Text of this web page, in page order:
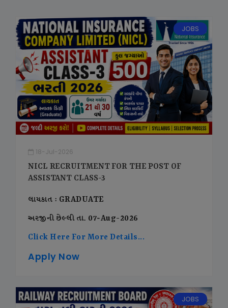
JOBS
18-Jul-2026
NICL RECRUITMENT FOR THE POST OF
ASSISTANT CLASS-3
લાયકાત : GRADUATE
અરજીની છેલ્લી તા. 07-Aug-2026
Click Here For More Details...
Apply Now
JOBS